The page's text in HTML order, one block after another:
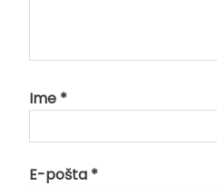
Ime *
E-pošta *